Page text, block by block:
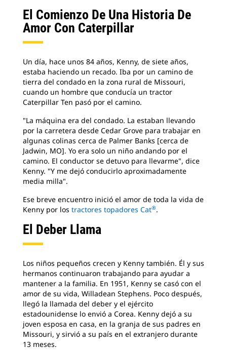
El Comienzo De Una Historia De
Amor Con Caterpillar
Un día, hace unos 84 años, Kenny, de siete años,
estaba haciendo un recado. Iba por un camino de
tierra del condado en la zona rural de Missouri,
cuando un hombre que conducía un tractor
Caterpillar Ten pasó por el camino.
"La máquina era del condado. La estaban llevando
por la carretera desde Cedar Grove para trabajar en
algunas colinas cerca de Palmer Banks [cerca de
Jadwin, MO]. Yo era solo un niño andando por el
camino. El conductor se detuvo para llevarme", dice
Kenny. "Y me dejó conducirlo aproximadamente
media milla".
Ese breve encuentro inició el amor de toda la vida de
Kenny por los tractores topadores Cat®.
El Deber Llama
Los niños pequeños crecen y Kenny también. Él y sus
hermanos continuaron trabajando para ayudar a
mantener a la familia. En 1951, Kenny se casó con el
amor de su vida, Willadean Stephens. Poco después,
llegó la llamada del deber y el ejército
estadounidense lo envió a Corea. Kenny dejó a su
joven esposa en casa, en la granja de sus padres en
Missouri, y sirvió a su país en el extranjero durante
13 meses.